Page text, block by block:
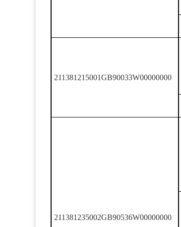
211381215001GB90033W00000000
211381235002GB90536W00000000